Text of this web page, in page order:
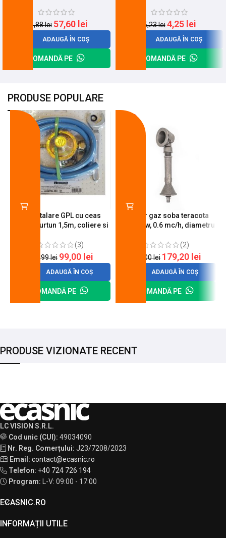
74,88lei 57,60 lei
ADAUGĂ ÎN COȘ
COMANDĂ PE
5,23lei 4,25 lei
ADAUGĂ ÎN COȘ
COMANDĂ PE
PRODUSE POPULARE
Kit instalare GPL cu ceas
butelie, furtun 1,5m, coliere si
(3)
120,99lei 99,00 lei
ADAUGĂ ÎN COȘ
COMANDĂ PE
Arzator gaz soba teracota
A600, 6 kw, 0.6 mc/h, diametru
(2)
200,00lei 179,20 lei
ADAUGĂ ÎN COȘ
COMANDĂ PE
PRODUSE VIZIONATE RECENT
LC VISION S.R.L.
Cod unic (CUI): 49034090
Nr. Reg. Comerțului: J23/7208/2023
Email: contact@ecasnic.ro
Telefon: +40 724 726 194
Program:
L-V: 09:00 - 17:00
ECASNIC.RO
INFORMAȚII UTILE